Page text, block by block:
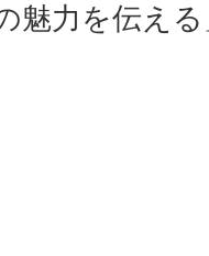
魅力を伝え